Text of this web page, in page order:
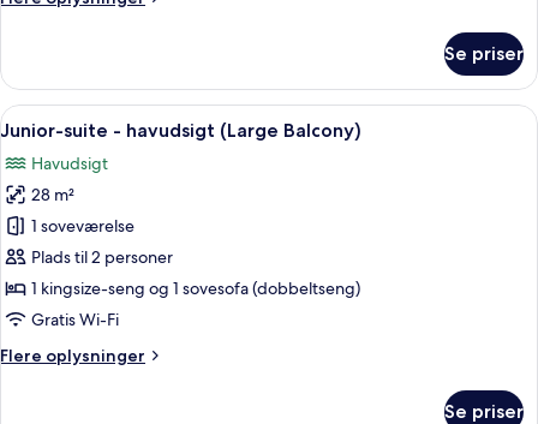
havudsigt
suite
balkon
havudsigt
Se priser
Indlæs
alle
billeder
af
Junior-
suite
-
havudsigt
Balcony)
Et hotelværelse med seng,
5
Junior-suite - havudsigt (Large Balcony)
Havudsigt
28 m²
1 soveværelse
Plads til 2 personer
1 kingsize-seng og 1 sovesofa (dobbeltseng)
Gratis Wi-Fi
Flere oplysninger
Flere
Se priser